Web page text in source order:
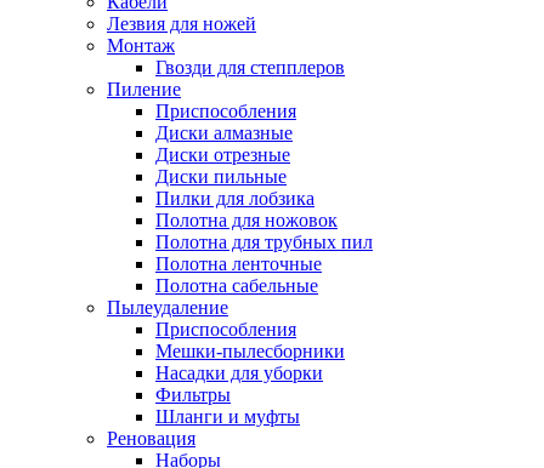
Лезвия для ножей
Монтаж
Гвозди для степплеров
Пиление
Приспособления
Диски алмазные
Диски отрезные
Диски пильные
Пилки для лобзика
Полотна для ножовок
Полотна для трубных пил
Полотна ленточные
Полотна сабельные
Пылеудаление
Приспособления
Мешки-пылесборники
Насадки для уборки
Фильтры
Шланги и муфты
Реновация
Наборы